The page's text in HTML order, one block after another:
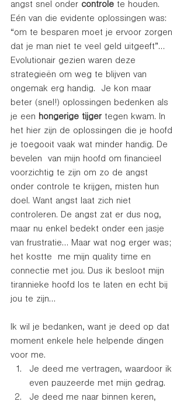
angst snel onder controle te houden.
Eén van die evidente oplossingen was:
“om te besparen moet je ervoor zorgen
dat je man niet te veel geld uitgeeft”…
Evolutionair gezien waren deze
strategieën om weg te blijven van
ongemak erg handig.  Je kon maar
beter (snel!) oplossingen bedenken als
je een hongerige tijger tegen kwam. In
het hier zijn de oplossingen die je hoofd
je toegooit vaak wat minder handig. De
bevelen  van mijn hoofd om financieel
voorzichtig te zijn om zo de angst
onder controle te krijgen, misten hun
doel. Want angst laat zich niet
controleren. De angst zat er dus nog,
maar nu enkel bedekt onder een jasje
van frustratie… Maar wat nog erger was;
het kostte  me mijn quality time en
connectie met jou. Dus ik besloot mijn
tirannieke hoofd los te laten en echt bij
jou te zijn…
Ik wil je bedanken, want je deed op dat
moment enkele hele helpende dingen
voor me.
Je deed me vertragen, waardoor ik
even pauzeerde met mijn gedrag.
Je deed me naar binnen keren,